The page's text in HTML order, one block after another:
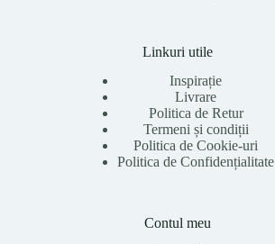
Linkuri utile
Inspirație
Livrare
Politica de Retur
Termeni și condiții
Politica de Cookie-uri
Politica de Confidențialitate
Contul meu